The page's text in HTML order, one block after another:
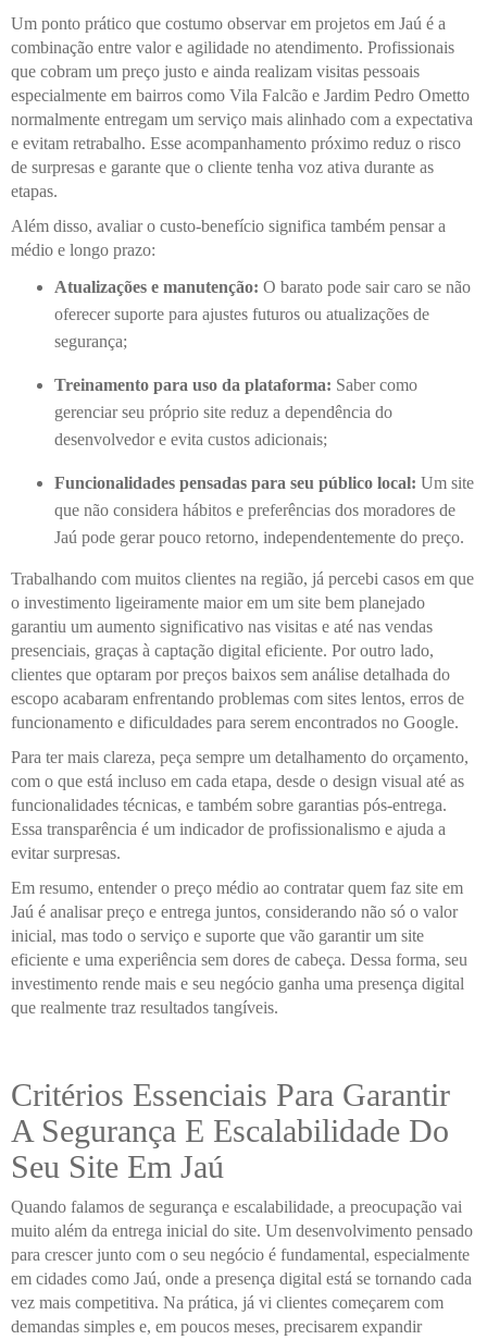
Um ponto prático que costumo observar em projetos em Jaú é a
combinação entre valor e agilidade no atendimento. Profissionais
que cobram um preço justo e ainda realizam visitas pessoais
especialmente em bairros como Vila Falcão e Jardim Pedro Ometto
normalmente entregam um serviço mais alinhado com a expectativa
e evitam retrabalho. Esse acompanhamento próximo reduz o risco
de surpresas e garante que o cliente tenha voz ativa durante as
etapas.
Além disso, avaliar o custo-benefício significa também pensar a
médio e longo prazo:
Atualizações e manutenção: O barato pode sair caro se não
oferecer suporte para ajustes futuros ou atualizações de
segurança;
Treinamento para uso da plataforma: Saber como
gerenciar seu próprio site reduz a dependência do
desenvolvedor e evita custos adicionais;
Funcionalidades pensadas para seu público local: Um site
que não considera hábitos e preferências dos moradores de
Jaú pode gerar pouco retorno, independentemente do preço.
Trabalhando com muitos clientes na região, já percebi casos em que
o investimento ligeiramente maior em um site bem planejado
garantiu um aumento significativo nas visitas e até nas vendas
presenciais, graças à captação digital eficiente. Por outro lado,
clientes que optaram por preços baixos sem análise detalhada do
escopo acabaram enfrentando problemas com sites lentos, erros de
funcionamento e dificuldades para serem encontrados no Google.
Para ter mais clareza, peça sempre um detalhamento do orçamento,
com o que está incluso em cada etapa, desde o design visual até as
funcionalidades técnicas, e também sobre garantias pós-entrega.
Essa transparência é um indicador de profissionalismo e ajuda a
evitar surpresas.
Em resumo, entender o preço médio ao contratar quem faz site em
Jaú é analisar preço e entrega juntos, considerando não só o valor
inicial, mas todo o serviço e suporte que vão garantir um site
eficiente e uma experiência sem dores de cabeça. Dessa forma, seu
investimento rende mais e seu negócio ganha uma presença digital
que realmente traz resultados tangíveis.
Critérios Essenciais Para Garantir
A Segurança E Escalabilidade Do
Seu Site Em Jaú
Quando falamos de segurança e escalabilidade, a preocupação vai
muito além da entrega inicial do site. Um desenvolvimento pensado
para crescer junto com o seu negócio é fundamental, especialmente
em cidades como Jaú, onde a presença digital está se tornando cada
vez mais competitiva. Na prática, já vi clientes começarem com
demandas simples e, em poucos meses, precisarem expandir